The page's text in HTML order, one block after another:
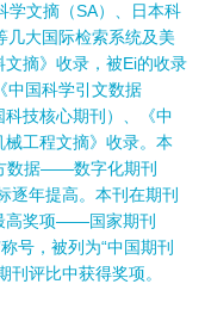
学文摘（SA）、日本科
几大国际检索系统及美
摘》收录，被Ei的收录
中国科学引文数据
技核心期刊）、《中
工程文摘》收录。本
数据——数字化期刊
逐年提高。本刊在期刊
高奖项——国家期刊
号，被列为“中国期刊
刊评比中获得奖项。